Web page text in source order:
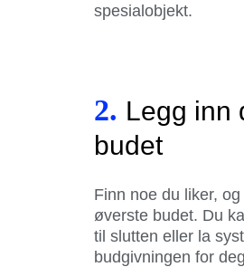
spesialobjekt.
2. Legg inn
budet
Finn noe du liker,
øverste budet. Du
til slutten eller la
budgivningen for